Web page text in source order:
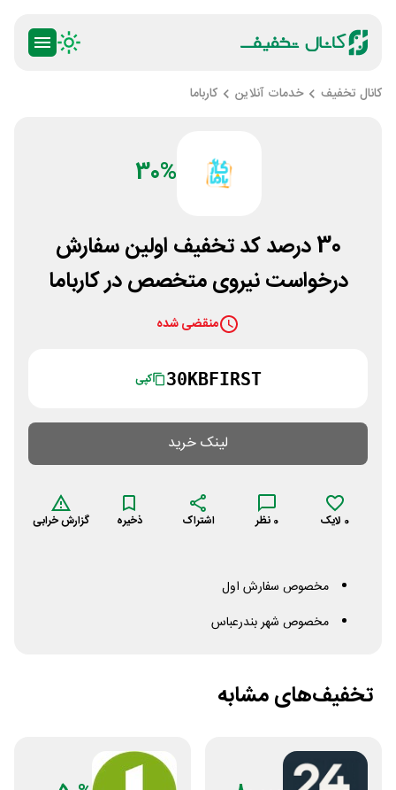
کانال تخفیف خدمات آنلاین کارباما
30%
30 درصد کد تخفیف اولین سفارش
درخواست نیروی متخصص در کارباما
منقضی شده
30KBFIRST کپی
لینک خرید
0 لایک 0 نظر اشتراک ذخیره گزارش خرابی
مخصوص سفارش اول
مخصوص شهر بندرعباس
تخفیف‌های مشابه